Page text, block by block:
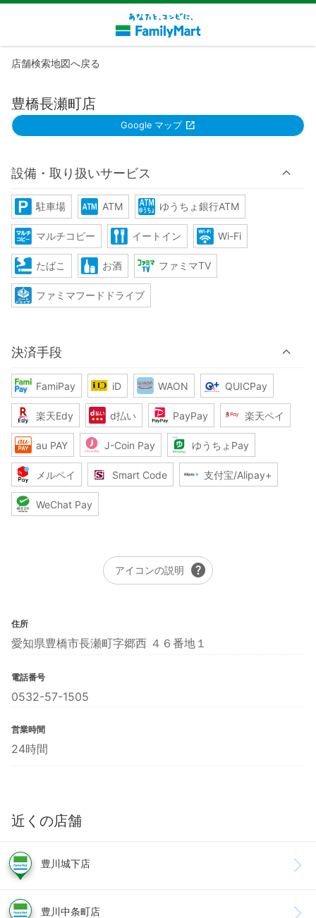
店舗検索地図へ戻る
豊橋長瀬町店
Google マップ
設備・取り扱いサービス
駐車場 ATM ゆうちょ銀行ATM
マルチコピー イートイン Wi-Fi
たばこ お酒 ファミマTV
ファミマフードドライブ
決済手段
FamiPay iD WAON QUICPay
楽天Edy d払い PayPay 楽天ペイ
au PAY J-Coin Pay ゆうちょPay
メルペイ Smart Code 支付宝/Alipay+
WeChat Pay
アイコンの説明 help
住所
愛知県豊橋市長瀬町字郷西 ４６番地１
電話番号
0532-57-1505
営業時間
24時間
近くの店舗
豊川城下店
豊川中条町店